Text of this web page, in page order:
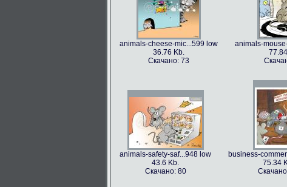
animals-cheese-mic...599 low
36.76 Kb.
Скачано: 73
animals-
animals-safety-saf...948 low
43.6 Kb.
Скачано: 80
business-
75.34